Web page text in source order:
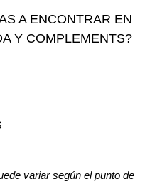
A ENCONTRAR EN
Y COMPLEMENTS?
variar según el punto de